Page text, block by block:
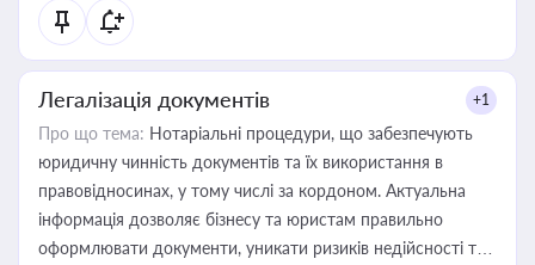
статусу суб'єктів оціночної діяльності
Легалізація документів +1
Про що тема: Нотаріальні процедури, що забезпечують
юридичну чинність документів та їх використання в
правовідносинах, у тому числі за кордоном. Актуальна
інформація дозволяє бізнесу та юристам правильно
оформлювати документи, уникати ризиків недійсності та